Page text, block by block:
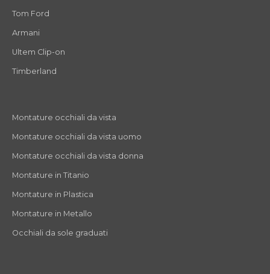
Tom Ford
Armani
Ultem Clip-on
Timberland
Montature occhiali da vista
Montature occhiali da vista uomo
Montature occhiali da vista donna
Montature in Titanio
Montature in Plastica
Montature in Metallo
Occhiali da sole graduati